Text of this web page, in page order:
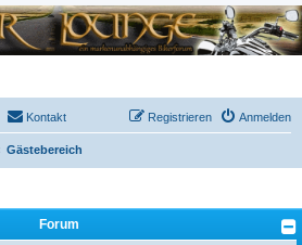
Kontakt Anmelden
Registrieren
Gästebereich
Forum